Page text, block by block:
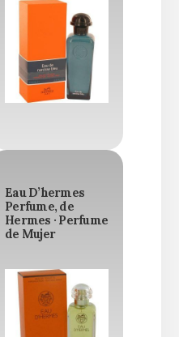
Eau D’hermes
Perfume, de
Hermes · Perfume
de Mujer